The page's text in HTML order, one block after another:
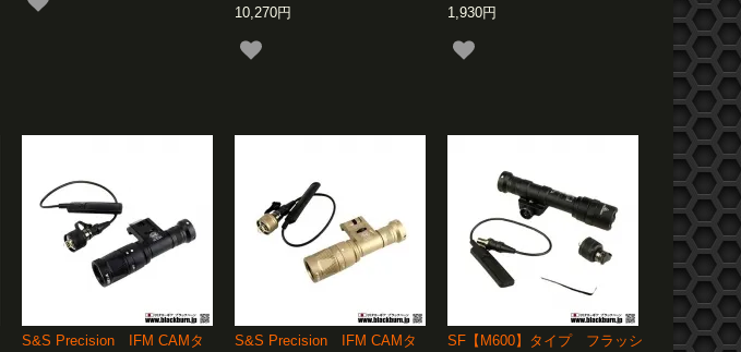
10,270円
1,930円
S&S Precision IFM CAMタ
S&S Precision IFM CAMタ
SF【M600】タイプ フラッシ